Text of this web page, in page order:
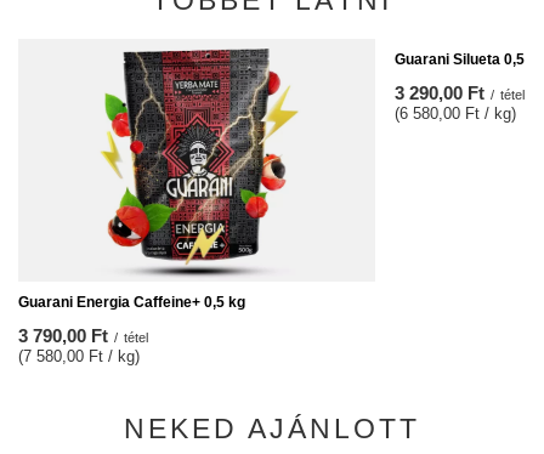
Guarani Energia Caffeine+ 0,5 kg
3 790,00 Ft / tétel
(7 580,00 Ft / kg)
Guarani Silueta 0,5 kg
3 290,00 Ft / tétel
(6 580,00 Ft / kg)
NEKED AJÁNLOTT